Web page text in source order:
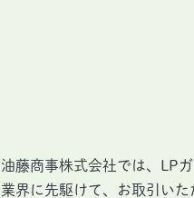
油藤商事株式会社では、LP
業界に先駆けて、お取引い